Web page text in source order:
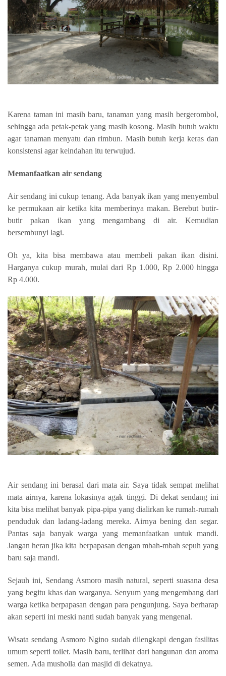
Karena taman ini masih baru, tanaman yang masih bergerombol,
sehingga ada petak-petak yang masih kosong. Masih butuh waktu
agar tanaman menyatu dan rimbun. Masih butuh kerja keras dan
konsistensi agar keindahan itu terwujud.
Memanfaatkan air sendang
Air sendang ini cukup tenang. Ada banyak ikan yang menyembul
ke permukaan air ketika kita memberinya makan. Berebut butir-
butir pakan ikan yang mengambang di air. Kemudian
bersembunyi lagi.
Oh ya, kita bisa membawa atau membeli pakan ikan disini.
Harganya cukup murah, mulai dari Rp 1.000, Rp 2.000 hingga
Rp 4.000.
Air sendang ini berasal dari mata air. Saya tidak sempat melihat
mata airnya, karena lokasinya agak tinggi. Di dekat sendang ini
kita bisa melihat banyak pipa-pipa yang dialirkan ke rumah-rumah
penduduk dan ladang-ladang mereka. Airnya bening dan segar.
Pantas saja banyak warga yang memanfaatkan untuk mandi.
Jangan heran jika kita berpapasan dengan mbah-mbah sepuh yang
baru saja mandi.
Sejauh ini, Sendang Asmoro masih natural, seperti suasana desa
yang begitu khas dan warganya. Senyum yang mengembang dari
warga ketika berpapasan dengan para pengunjung. Saya berharap
akan seperti ini meski nanti sudah banyak yang mengenal.
Wisata sendang Asmoro Ngino sudah dilengkapi dengan fasilitas
umum seperti toilet. Masih baru, terlihat dari bangunan dan aroma
semen. Ada musholla dan masjid di dekatnya.